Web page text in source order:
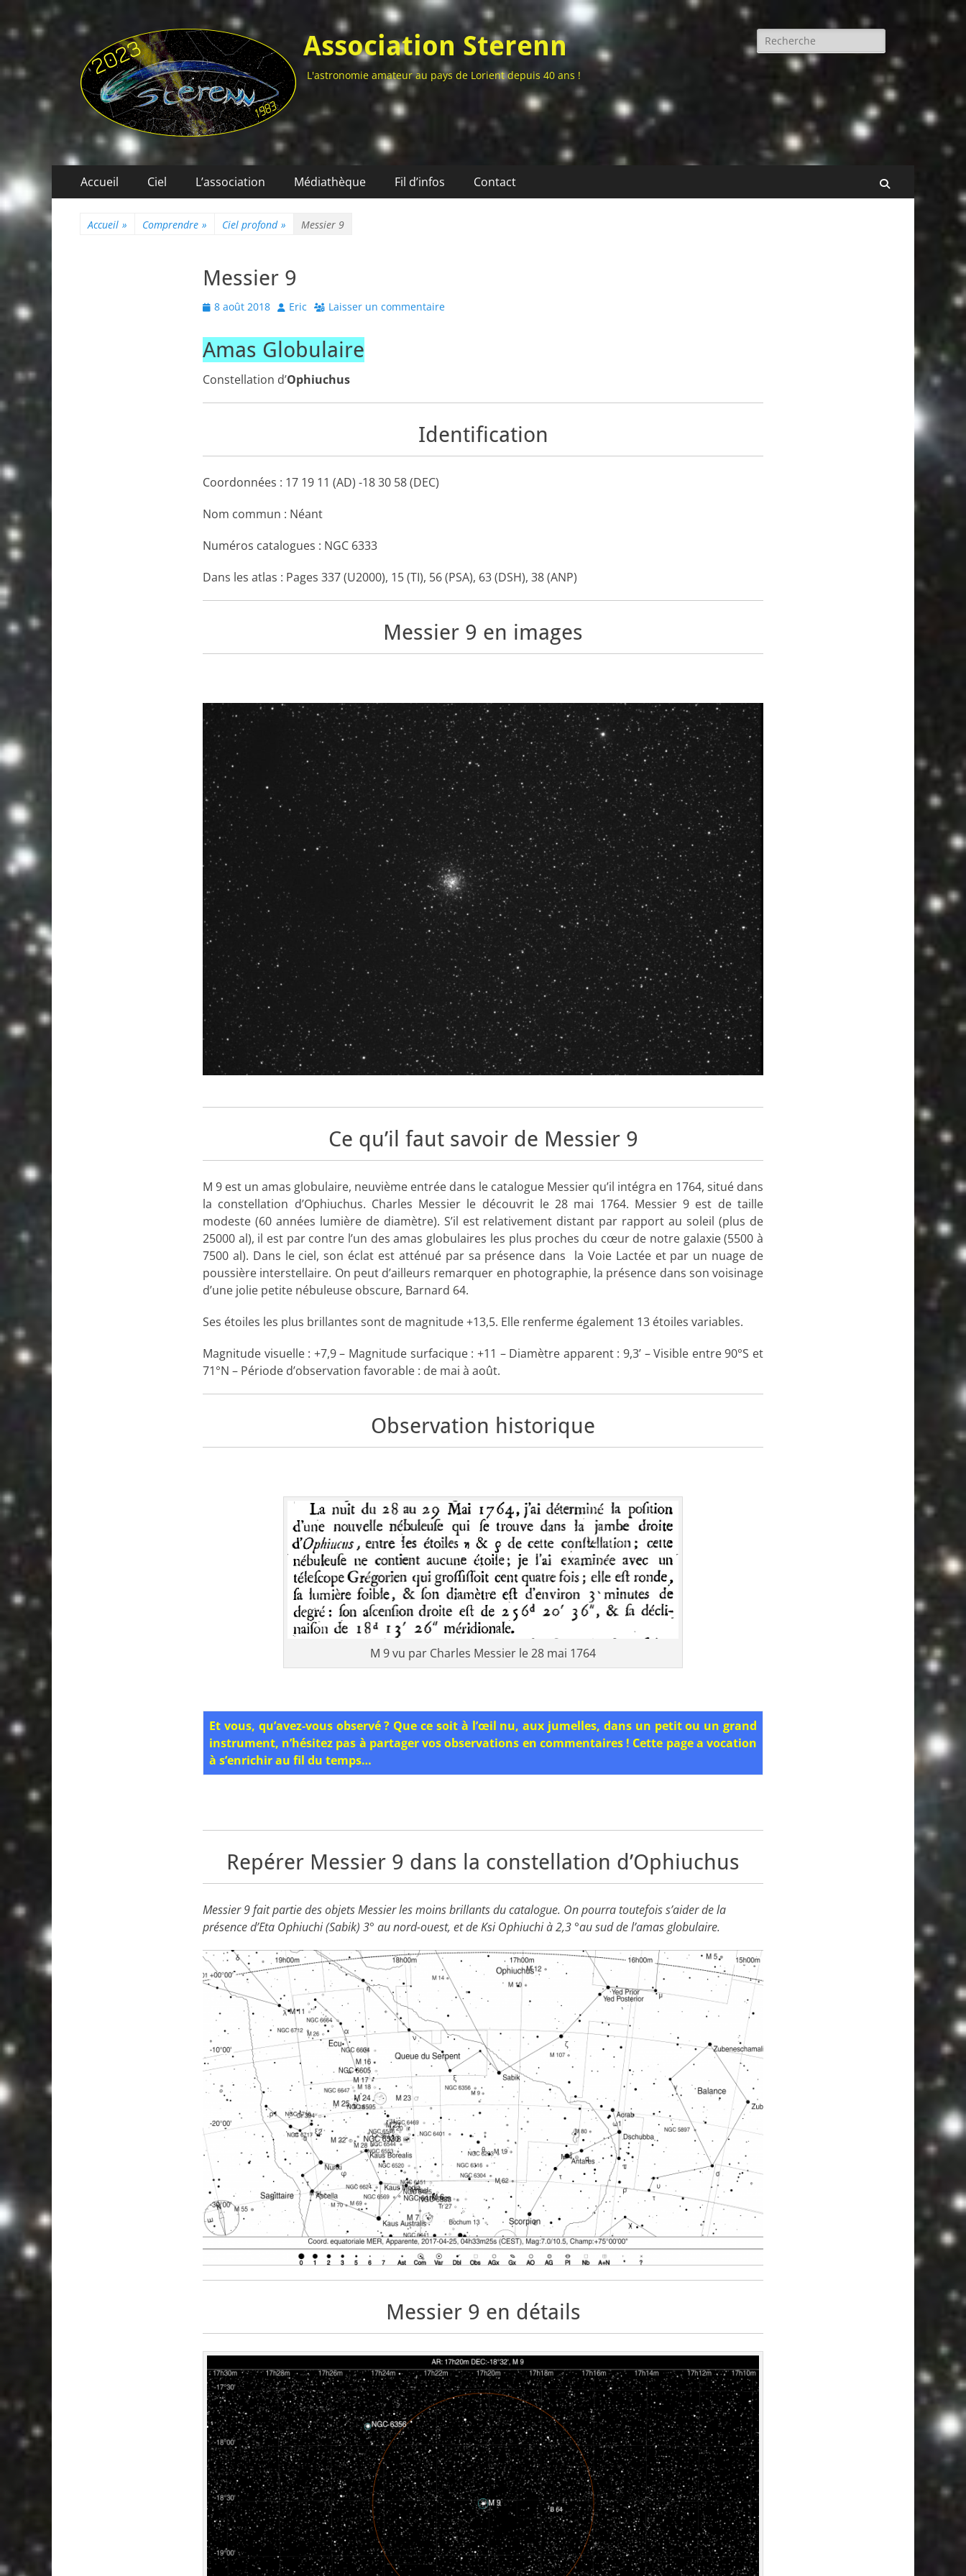
Association Sterenn
L'astronomie amateur au pays de Lorient depuis 40 ans !
Rechercher :
Menu
principal
Accueil Ciel L’association Médiathèque Fil d’infos Contact
Accueil » Comprendre » Ciel profond » Messier 9
Messier 9
Posted
8 août 2018 Author
Eric Laisser un commentaire
Amas Globulaire
Constellation d’Ophiuchus
Identification
Coordonnées : 17 19 11 (AD) -18 30 58(DEC)
Nom commun : Néant
Numéros catalogues : NGC 6333
Dans les atlas : Pages 337 (U2000), 15 (TI), 56 (PSA), 63 (DSH), 38 (ANP)
Messier 9 en images
Ce qu’il faut savoir de Messier 9
M 9 est un amas globulaire, neuvième entrée dans le catalogue Messier qu’il intégra en 1764, situé dans
la constellation d’Ophiuchus. Charles Messier le découvrit le 28 mai 1764. Messier 9 est de taille
modeste (60 années lumière de diamètre). S’il est relativement distant par rapport au soleil (plus de
25000 al), il est par contre l’un des amas globulaires les plus proches du cœur de notre galaxie (5500 à
7500 al). Dans le ciel, son éclat est atténué par sa présence dans la Voie Lactée et par un nuage de
poussière interstellaire. On peut d’ailleurs remarquer en photographie, la présence dans son voisinage
d’une jolie petite nébuleuse obscure, Barnard 64.
Ses étoiles les plus brillantes sont de magnitude +13,5. Elle renferme également 13 étoiles variables.
Magnitude visuelle : +7,9 – Magnitude surfacique : +11 – Diamètre apparent : 9,3’ – Visible entre 90°S et
71°N – Période d’observation favorable : de mai à août.
Observation historique
M 9 vu par Charles Messier le 28 mai 1764
Et vous, qu’avez-vous observé ? Que ce soit à l’œil nu, aux jumelles, dans un petit ou un grand
instrument, n’hésitez pas à partager vos observations en commentaires ! Cette page a vocation
à s’enrichir au fil du temps…
Repérer Messier 9 dans la constellation d’Ophiuchus
Messier 9 fait partie des objets Messier les moins brillants du catalogue. On pourra toutefois s’aider de la
présence d’Eta Ophiuchi (Sabik) 3° au nord-ouest, et de Ksi Ophiuchi à 2,3 °au sud de l’amas globulaire.
Messier 9 en détails